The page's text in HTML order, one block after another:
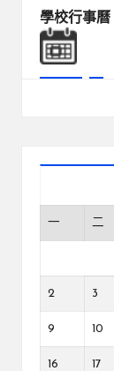
學校行事曆
一 二
2 3
9 10
16 17